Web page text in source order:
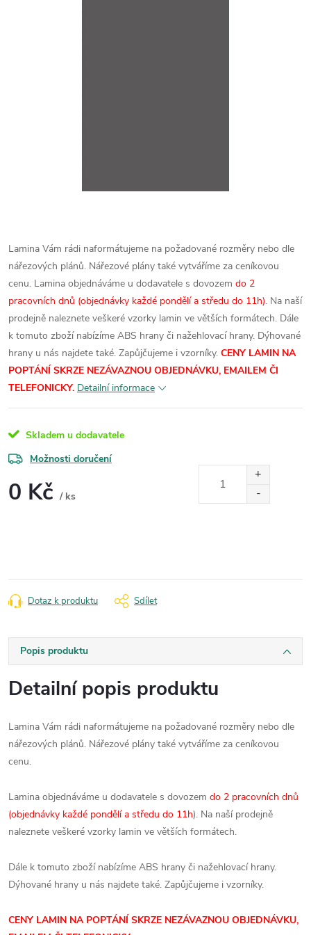
Lamina Vám rádi naformátujeme na požadované rozměry nebo dle
nářezových plánů. Nářezové plány také vytváříme za ceníkovou
cenu. Lamina objednáváme u dodavatele s dovozem do 2
pracovních dnů (objednávky každé pondělí a středu do 11h). Na naší
prodejně naleznete veškeré vzorky lamin ve větších formátech. Dále
k tomuto zboží nabízíme ABS hrany či nažehlovací hrany. Dýhované
hrany u nás najdete také. Zapůjčujeme i vzorníky. CENY LAMIN NA
POPTÁNÍ SKRZE NEZÁVAZNOU OBJEDNÁVKU, EMAILEM ČI
TELEFONICKY. Detailní informace
Skladem u dodavatele
Možnosti doručení
0 Kč / ks
Dotaz k produktu Sdílet
Popis produktu
Detailní popis produktu
Lamina Vám rádi naformátujeme na požadované rozměry nebo dle
nářezových plánů. Nářezové plány také vytváříme za ceníkovou
cenu.
Lamina objednáváme u dodavatele s dovozem do 2 pracovních dnů
(objednávky každé pondělí a středu do 11h). Na naší prodejně
naleznete veškeré vzorky lamin ve větších formátech.
Dále k tomuto zboží nabízíme ABS hrany či nažehlovací hrany.
Dýhované hrany u nás najdete také. Zapůjčujeme i vzorníky.
CENY LAMIN NA POPTÁNÍ SKRZE NEZÁVAZNOU OBJEDNÁVKU,